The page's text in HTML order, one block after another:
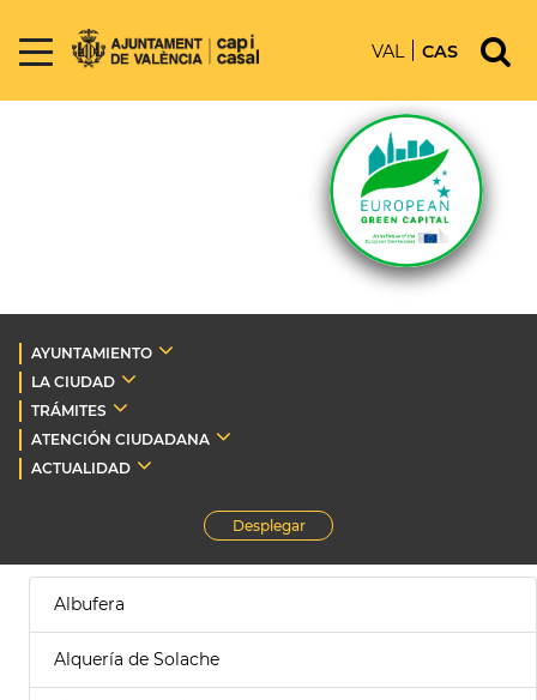
VAL CAS
AYUNTAMIENTO
LA CIUDAD
TRÁMITES
ATENCIÓN CIUDADANA
ACTUALIDAD
Desplegar
Albufera
Alquería de Solache